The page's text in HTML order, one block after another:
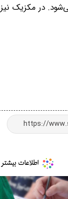
۱۶ شهر آمریکای شمالی برگزار می‌شود. در مکزیک نیز